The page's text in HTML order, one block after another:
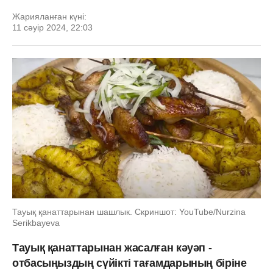
Жарияланған күні:
11 сәуір 2024, 22:03
Тауық қанаттарынан шашлык. Скриншот: YouTube/Nurzina
Serikbayeva
Тауық қанаттарынан жасалған кәуәп -
отбасыңыздың сүйікті тағамдарының біріне